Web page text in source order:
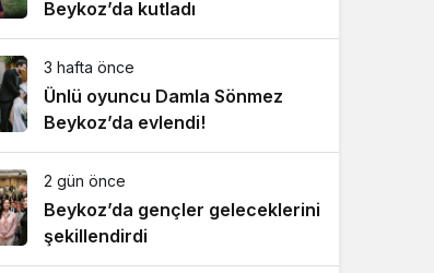
Beykoz’da kutladı
3 hafta önce
Ünlü oyuncu Damla Sönmez
Beykoz’da evlendi!
2 gün önce
Beykoz’da gençler geleceklerini
şekillendirdi